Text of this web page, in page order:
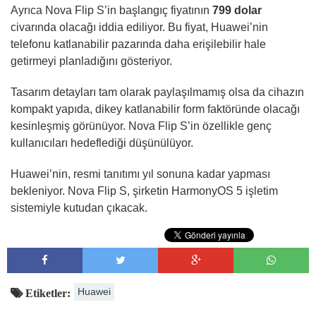
Ayrıca Nova Flip S’in başlangıç fiyatının 799 dolar
civarında olacağı iddia ediliyor. Bu fiyat, Huawei’nin
telefonu katlanabilir pazarında daha erişilebilir hale
getirmeyi planladığını gösteriyor.
Tasarım detayları tam olarak paylaşılmamış olsa da cihazın
kompakt yapıda, dikey katlanabilir form faktöründe olacağı
kesinleşmiş görünüyor. Nova Flip S’in özellikle genç
kullanıcıları hedeflediği düşünülüyor.
Huawei’nin, resmi tanıtımı yıl sonuna kadar yapması
bekleniyor. Nova Flip S, şirketin HarmonyOS 5 işletim
sistemiyle kutudan çıkacak.
Etiketler: Huawei